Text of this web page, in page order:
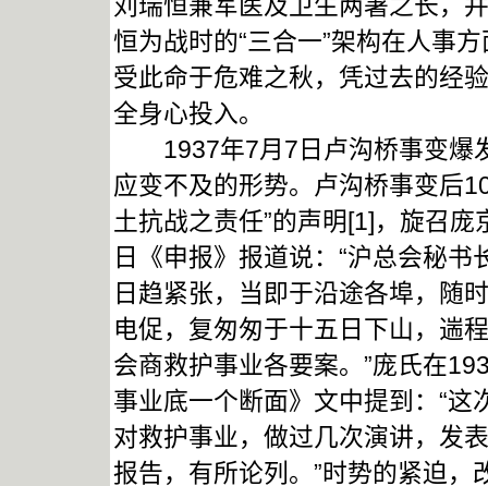
恒为战时的“三合一”架构在人事
受此命于危难之秋，凭过去的经
全身心投入。
1937年7月7日卢沟桥事变爆
应变不及的形势。卢沟桥事变后
土抗战之责任”的声明[1]，旋召
日《申报》报道说：“沪总会秘
日趋紧张，当即于沿途各埠，随
电促，复匆匆于十五日下山，遄
会商救护事业各要案。”庞氏在
事业底一个断面》文中提到：“
对救护事业，做过几次演讲，发
报告，有所论列。”时势的紧迫